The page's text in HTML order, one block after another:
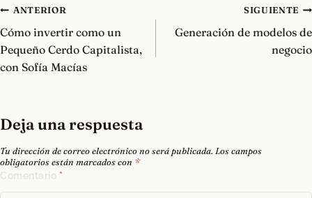
Navegación
de
entradas
ANTERIOR
Cómo invertir como un
Pequeño Cerdo Capitalista,
con Sofía Macías
SIGUIENTE
Generación de modelos de
negocio
Deja una respuesta
Tu dirección de correo electrónico no será publicada. Los campos
obligatorios están marcados con *
Comentario *